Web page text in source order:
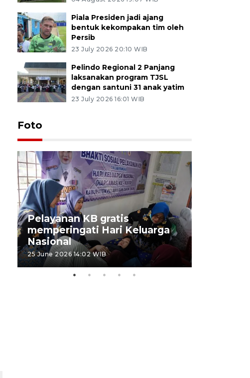
Piala Presiden jadi ajang
bentuk kekompakan tim oleh
Persib
23 July 2026 20:10 WIB
Pelindo Regional 2 Panjang
laksanakan program TJSL
dengan santuni 31 anak yatim
23 July 2026 16:01 WIB
Foto
Pelayanan KB gratis
memperingati Hari Keluarga
Nasional
25 June 2026 14:02 WIB